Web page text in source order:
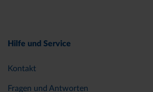
Hilfe und Service
Kontakt
Fragen und Antworten